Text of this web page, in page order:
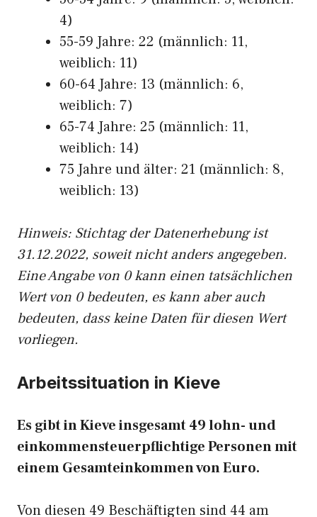
4)
55-59 Jahre: 22 (männlich: 11,
weiblich: 11)
60-64 Jahre: 13 (männlich: 6,
weiblich: 7)
65-74 Jahre: 25 (männlich: 11,
weiblich: 14)
75 Jahre und älter: 21 (männlich: 8,
weiblich: 13)
Hinweis: Stichtag der Datenerhebung ist
31.12.2022, soweit nicht anders angegeben.
Eine Angabe von 0 kann einen tatsächlichen
Wert von 0 bedeuten, es kann aber auch
bedeuten, dass keine Daten für diesen Wert
vorliegen.
Arbeitssituation in Kieve
Es gibt in Kieve insgesamt 49 lohn- und
einkommensteuerpflichtige Personen mit
einem Gesamteinkommen von Euro.
Von diesen 49 Beschäftigten sind 44 am